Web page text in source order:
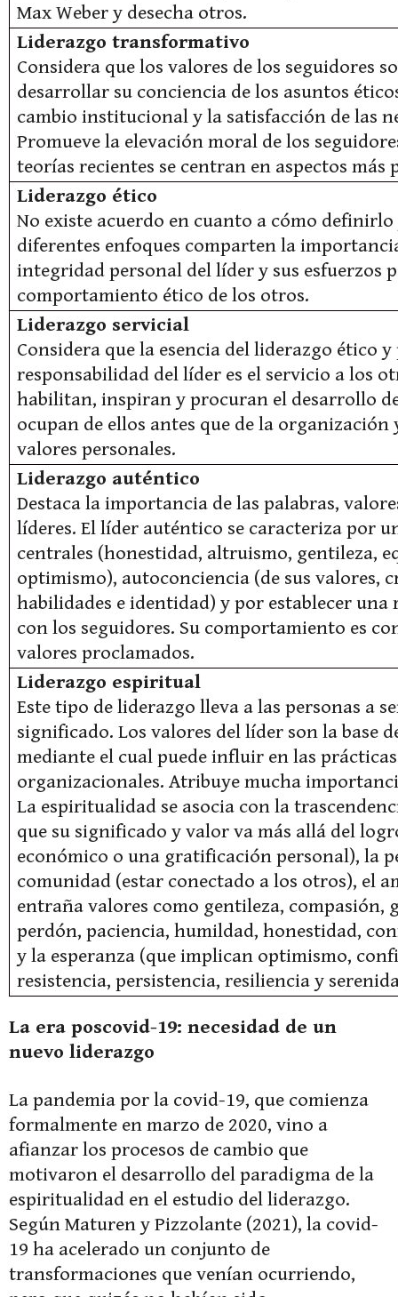
Max Weber y desecha otros.
Liderazgo transformativo
Considera que los valores de los seguidores
desarrollar su conciencia de los asuntos
cambio institucional y la satisfacción de las
Promueve la elevación moral de los
teorías recientes se centran en aspectos más
Liderazgo ético
No existe acuerdo en cuanto a cómo
diferentes enfoques comparten la
integridad personal del líder y sus esfuerzos
comportamiento ético de los otros.
Liderazgo servicial
Considera que la esencia del liderazgo ético
responsabilidad del líder es el servicio a los
habilitan, inspiran y procuran el desarrollo de
ocupan de ellos antes que de la
valores personales.
Liderazgo auténtico
Destaca la importancia de las palabras,
líderes. El líder auténtico se caracteriza por
centrales (honestidad, altruismo, gentileza,
optimismo), autoconciencia (de sus valores,
habilidades e identidad) y por establecer una
con los seguidores. Su comportamiento es
valores proclamados.
Liderazgo espiritual
Este tipo de liderazgo lleva a las personas a
significado. Los valores del líder son la base
mediante el cual puede influir en las
organizacionales. Atribuye mucha
La espiritualidad se asocia con la
que su significado y valor va más allá del
económico o una gratificación personal), la
comunidad (estar conectado a los otros), el
entraña valores como gentileza, compasión,
perdón, paciencia, humildad, honestidad,
y la esperanza (que implican optimismo,
resistencia, persistencia, resiliencia y
La era poscovid-19: necesidad de un
nuevo liderazgo
La pandemia por la covid-19, que comienza
formalmente en marzo de 2020, vino a
afianzar los procesos de cambio que
motivaron el desarrollo del paradigma de la
espiritualidad en el estudio del liderazgo.
Según Maturen y Pizzolante (2021), la covid-
19 ha acelerado un conjunto de
transformaciones que venían ocurriendo,